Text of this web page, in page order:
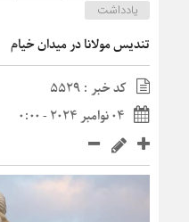
یادداشت
تندیس مولانا در میدان خیام
کد خبر : 5529
04 نوامبر 2024 - 0:00